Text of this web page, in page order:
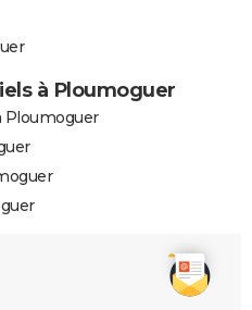
à Ploumoguer
Ploumoguer